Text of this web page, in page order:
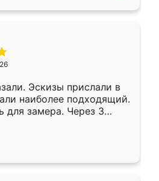
Эскизы прислали в
наиболее подходящий.
для замера. Через 3
уже готова. Остались
Спасибо Ренессанс
работу!